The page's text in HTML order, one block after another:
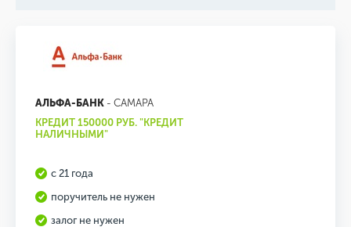
АЛЬФА-БАНК - САМАРА
КРЕДИТ 150000 РУБ. "КРЕДИТ
НАЛИЧНЫМИ"
с 21 года
поручитель не нужен
залог не нужен